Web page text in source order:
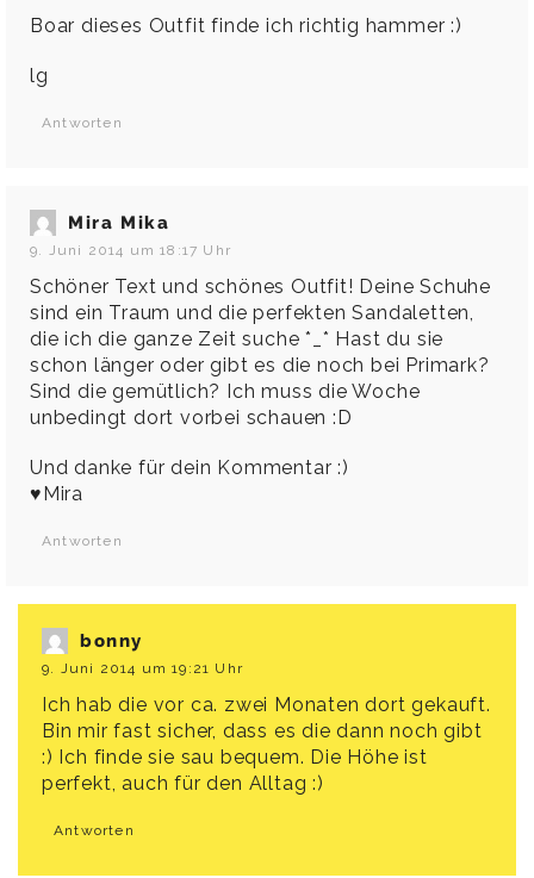
Boar dieses Outfit finde ich richtig hammer :)
lg
Antworten
Mira Mika
9. Juni 2014 um 18:17 Uhr
Schöner Text und schönes Outfit! Deine Schuhe
sind ein Traum und die perfekten Sandaletten,
die ich die ganze Zeit suche *_* Hast du sie
schon länger oder gibt es die noch bei Primark?
Sind die gemütlich? Ich muss die Woche
unbedingt dort vorbei schauen :D
Und danke für dein Kommentar :)
♥Mira
Antworten
bonny
9. Juni 2014 um 19:21 Uhr
Ich hab die vor ca. zwei Monaten dort gekauft.
Bin mir fast sicher, dass es die dann noch gibt
:) Ich finde sie sau bequem. Die Höhe ist
perfekt, auch für den Alltag :)
Antworten